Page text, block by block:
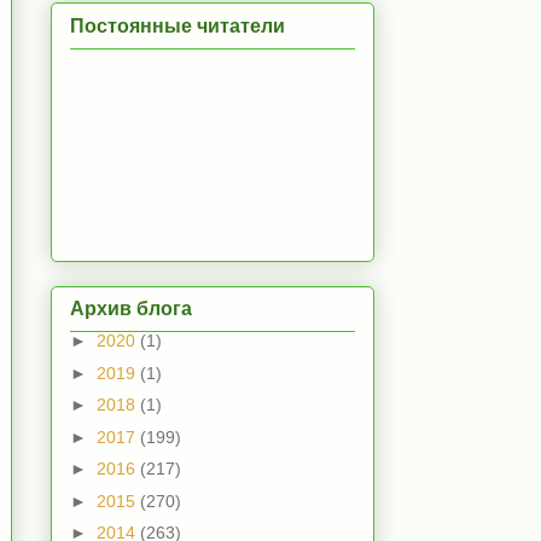
Постоянные читатели
Архив блога
► 2020 (1)
► 2019 (1)
► 2018 (1)
► 2017 (199)
► 2016 (217)
► 2015 (270)
► 2014 (263)